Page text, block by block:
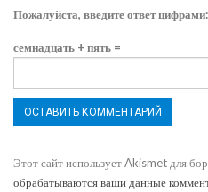
Пожалуйста, введите ответ цифрами:
семнадцать + пять =
Этот сайт использует Akismet для
обрабатываются ваши данные